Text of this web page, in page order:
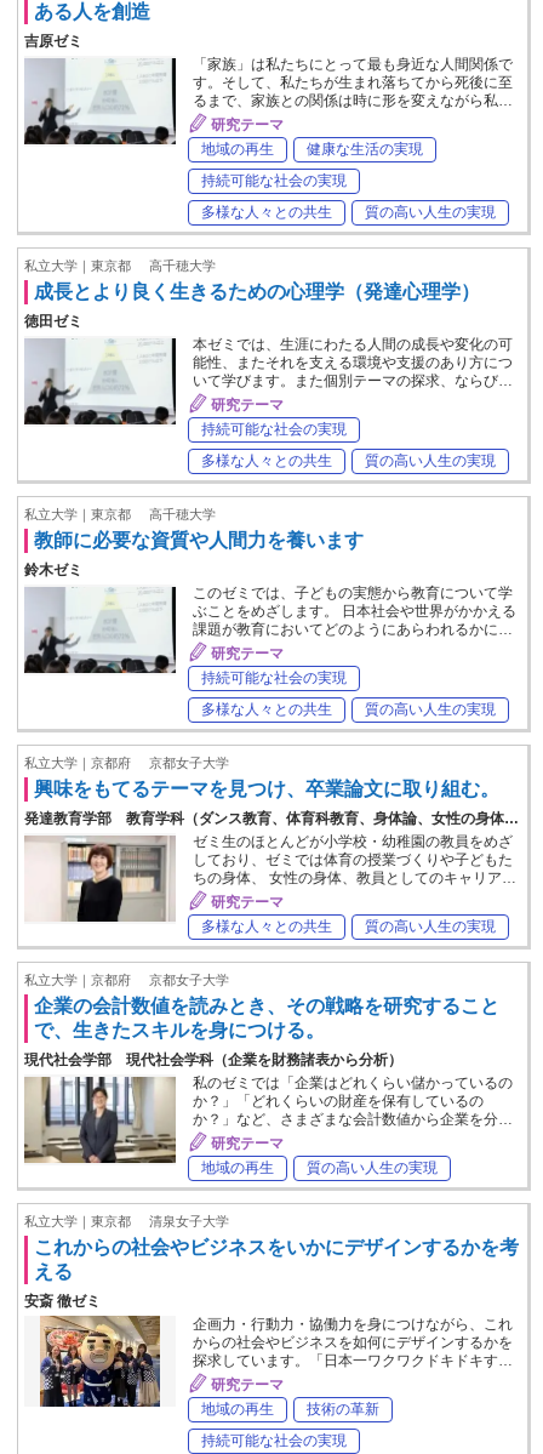
ある人を創造
吉原ゼミ
「家族」は私たちにとって最も身近な人間関係で
す。そして、私たちが生まれ落ちてから死後に至
るまで、家族との関係は時に形を変えながら私…
研究テーマ
地域の再生
健康な生活の実現
持続可能な社会の実現
多様な人々との共生
質の高い人生の実現
私立大学｜東京都 高千穂大学
成長とより良く生きるための心理学（発達心理学）
徳田ゼミ
本ゼミでは、生涯にわたる人間の成長や変化の可
能性、またそれを支える環境や支援のあり方につ
いて学びます。また個別テーマの探求、ならび…
研究テーマ
持続可能な社会の実現
多様な人々との共生
質の高い人生の実現
私立大学｜東京都 高千穂大学
教師に必要な資質や人間力を養います
鈴木ゼミ
このゼミでは、子どもの実態から教育について学
ぶことをめざします。 日本社会や世界がかかえる
課題が教育においてどのようにあらわれるかに…
研究テーマ
持続可能な社会の実現
多様な人々との共生
質の高い人生の実現
私立大学｜京都府 京都女子大学
興味をもてるテーマを見つけ、卒業論文に取り組む。
発達教育学部 教育学科（ダンス教育、体育科教育、身体論、女性の身体…
ゼミ生のほとんどが小学校・幼稚園の教員をめざ
しており、ゼミでは体育の授業づくりや子どもた
ちの身体、 女性の身体、教員としてのキャリア…
研究テーマ
多様な人々との共生
質の高い人生の実現
私立大学｜京都府 京都女子大学
企業の会計数値を読みとき、その戦略を研究すること
で、生きたスキルを身につける。
現代社会学部 現代社会学科（企業を財務諸表から分析）
私のゼミでは「企業はどれくらい儲かっているの
か？」「どれくらいの財産を保有しているの
か？」など、さまざまな会計数値から企業を分…
研究テーマ
地域の再生
質の高い人生の実現
私立大学｜東京都 清泉女子大学
これからの社会やビジネスをいかにデザインするかを考
える
安斎 徹ゼミ
企画力・行動力・協働力を身につけながら、これ
からの社会やビジネスを如何にデザインするかを
探求しています。「日本一ワクワクドキドキす…
研究テーマ
地域の再生
技術の革新
持続可能な社会の実現